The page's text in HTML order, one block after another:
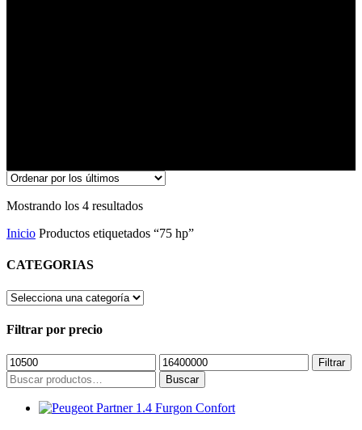
Mostrando los 4 resultadosOrdenado
los
Inicio Productos etiquetados “75 hp”
CATEGORIAS
Filtrar por precio
Precio
mínimo
Precio
máximo
Filtrar
Buscar
por:
Buscar